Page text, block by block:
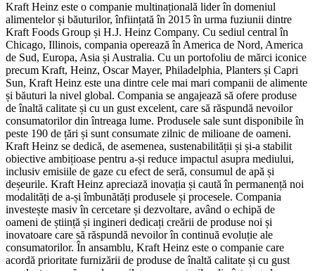
Kraft Heinz este o companie multinațională lider în domeniul
alimentelor și băuturilor, înființată în 2015 în urma fuziunii dintre
Kraft Foods Group și H.J. Heinz Company. Cu sediul central în
Chicago, Illinois, compania operează în America de Nord, America
de Sud, Europa, Asia și Australia. Cu un portofoliu de mărci iconice
precum Kraft, Heinz, Oscar Mayer, Philadelphia, Planters și Capri
Sun, Kraft Heinz este una dintre cele mai mari companii de alimente
și băuturi la nivel global. Compania se angajează să ofere produse
de înaltă calitate și cu un gust excelent, care să răspundă nevoilor
consumatorilor din întreaga lume. Produsele sale sunt disponibile în
peste 190 de țări și sunt consumate zilnic de milioane de oameni.
Kraft Heinz se dedică, de asemenea, sustenabilității și și-a stabilit
obiective ambițioase pentru a-și reduce impactul asupra mediului,
inclusiv emisiile de gaze cu efect de seră, consumul de apă și
deșeurile. Kraft Heinz apreciază inovația și caută în permanență noi
modalități de a-și îmbunătăți produsele și procesele. Compania
investește masiv în cercetare și dezvoltare, având o echipă de
oameni de știință și ingineri dedicați creării de produse noi și
inovatoare care să răspundă nevoilor în continuă evoluție ale
consumatorilor. În ansamblu, Kraft Heinz este o companie care
acordă prioritate furnizării de produse de înaltă calitate și cu gust